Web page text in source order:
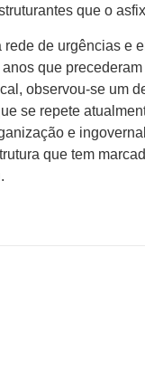
que o
de urgências e
que
observou-se um
se repete
e
que tem